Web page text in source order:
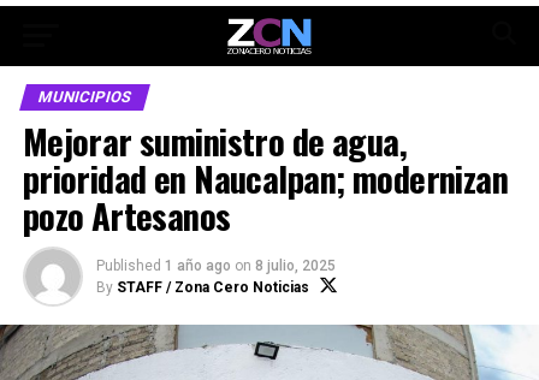
MUNICIPIOS
Mejorar suministro de agua,
prioridad en Naucalpan; modernizan
pozo Artesanos
Published 1 año ago on 8 julio, 2025
By STAFF / Zona Cero Noticias